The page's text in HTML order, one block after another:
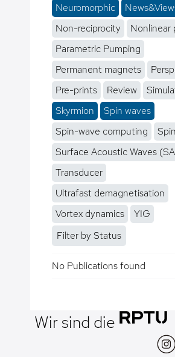
Neuromorphic
Non-reciprocity
Nonlinear
Parametric Pumping
Permanent magnets
Pre-prints
Review
Skyrmion
Spin waves
Spin-wave computing
Surface Acoustic Waves
Transducer
Ultrafast demagnetisation
Vortex dynamics
YIG
Filter by Status
No Publications found
Wir sind die